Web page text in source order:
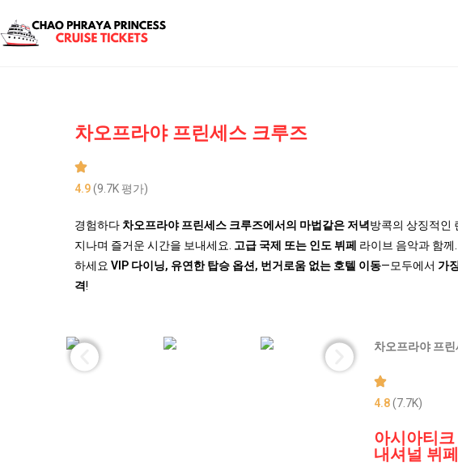
차오프라야 프린세스 크루즈
4.9(9.7K 평가)
경험하다 차오프라야 프린세스 크루즈에서의 마법같은 저녁방콕의 상징적인
지나며 즐거운 시간을 보내세요.
고급 국제 또는 인도 뷔페 라이브 음악과 함께
하세요 VIP 다이닝, 유연한 탑승 옵션, 번거로움 없는 호텔 이동—모두에서 가
격!
차오프라야 프
4.8(7.7K)
아시아티
내셔널 뷔